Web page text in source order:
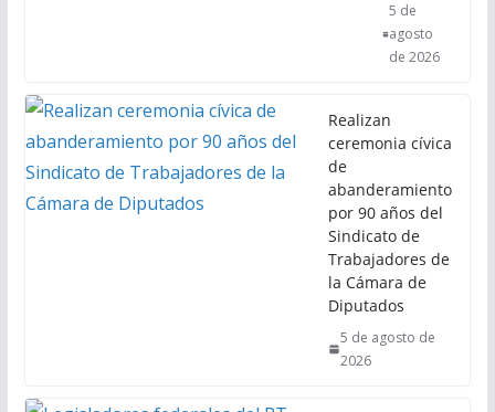
5 de
agosto
de 2026
Realizan
ceremonia cívica
de
abanderamiento
por 90 años del
Sindicato de
Trabajadores de
la Cámara de
Diputados
5 de agosto de
2026